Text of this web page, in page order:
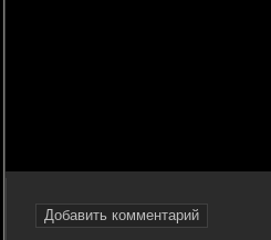
Добавить комментарий